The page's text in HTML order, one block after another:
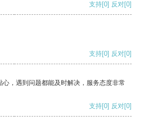
支持[0] 反对[0]
支持[0] 反对[0]
心，遇到问题都能及时解决，服务态度非常
支持[0] 反对[0]